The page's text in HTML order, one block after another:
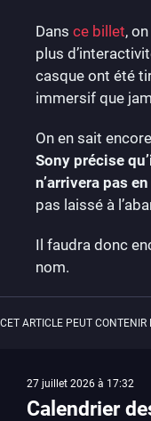
Dans ce billet,
plus
casque ont été
immersif que
On en sait
Sony précise
n’arrivera pas
pas laissé à
Il faudra donc
nom.
CET ARTICLE PEUT CONTENIR
27 juillet 2026 à 17:32
Calendrier